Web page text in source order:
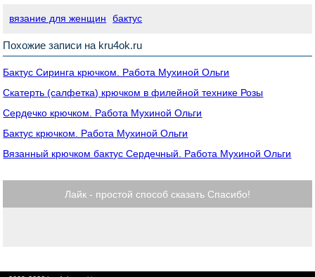
вязание для женщин бактус
Похожие записи на kru4ok.ru
Бактус Сиринга крючком. Работа Мухиной Ольги
Скатерть (салфетка) крючком в филейной технике Розы
Сердечко крючком. Работа Мухиной Ольги
Бактус крючком. Работа Мухиной Ольги
Вязанный крючком бактус Сердечный. Работа Мухиной Ольги
Лайк - простой способ сказать Спасибо!